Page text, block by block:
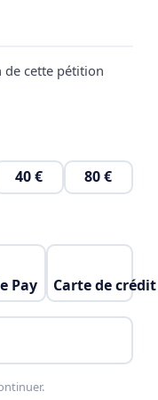
cette pétition
40 € 80 €
Pay Carte de crédit